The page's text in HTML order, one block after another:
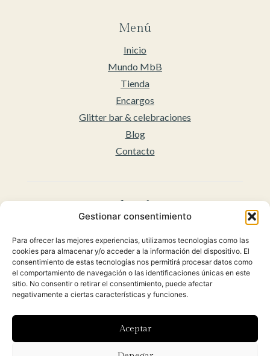
Gestionar consentimiento
Para ofrecer las mejores experiencias, utilizamos tecnologías como las
cookies para almacenar y/o acceder a la información del dispositivo. El
consentimiento de estas tecnologías nos permitirá procesar datos como
el comportamiento de navegación o las identificaciones únicas en este
sitio. No consentir o retirar el consentimiento, puede afectar
negativamente a ciertas características y funciones.
Aceptar
Menú
Inicio
Mundo MbB
Tienda
Encargos
Glitter bar & celebraciones
Blog
Contacto
Legal
Accesibilidad
Políticas de privacidad
Política de cookies (UE)
Condiciones Generales para la venta Online